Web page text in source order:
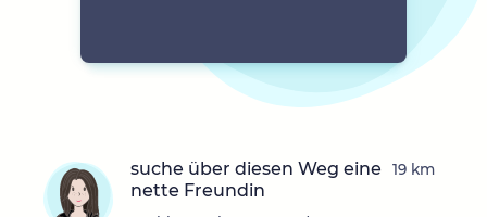
suche über diesen Weg eine
nette Freundin
19 km